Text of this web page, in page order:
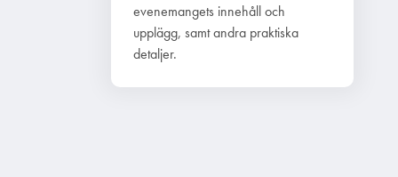
evenemangets innehåll och
upplägg, samt andra praktiska
detaljer.